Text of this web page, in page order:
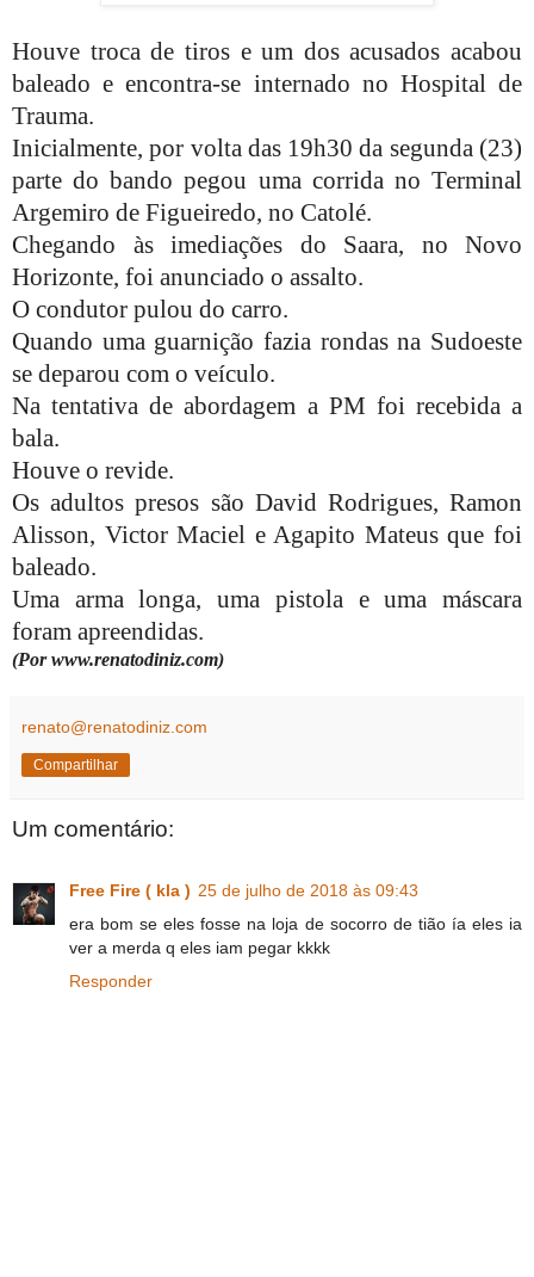
Houve troca de tiros e um dos acusados acabou
baleado e encontra-se internado no Hospital de
Trauma.
Inicialmente, por volta das 19h30 da segunda (23)
parte do bando pegou uma corrida no Terminal
Argemiro de Figueiredo, no Catolé.
Chegando às imediações do Saara, no Novo
Horizonte, foi anunciado o assalto.
O condutor pulou do carro.
Quando uma guarnição fazia rondas na Sudoeste
se deparou com o veículo.
Na tentativa de abordagem a PM foi recebida a
bala.
Houve o revide.
Os adultos presos são David Rodrigues, Ramon
Alisson, Victor Maciel e Agapito Mateus que foi
baleado.
Uma arma longa, uma pistola e uma máscara
foram apreendidas.
(Por www.renatodiniz.com)
renato@renatodiniz.com
Compartilhar
Um comentário:
Free Fire ( kla ) 25 de julho de 2018 às 09:43
era bom se eles fosse na loja de socorro de tião ía eles ia
ver a merda q eles iam pegar kkkk
Responder